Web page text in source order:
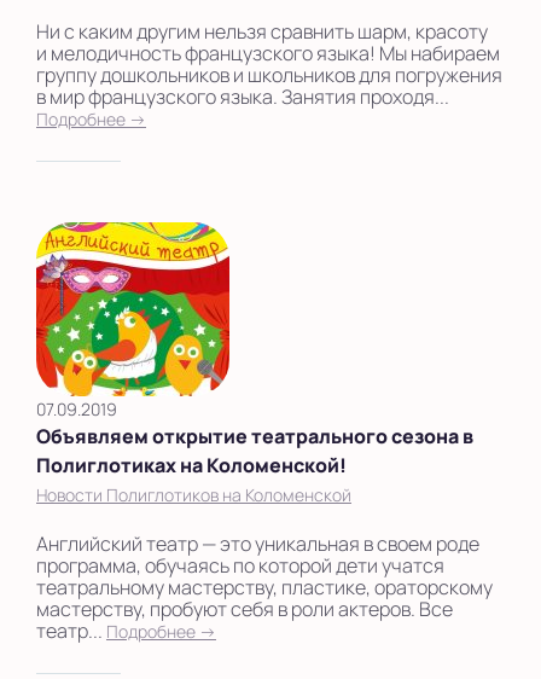
Ни с каким другим нельзя сравнить шарм, красоту
и мелодичность французского языка! Мы набираем
группу дошкольников и школьников для погружения
в мир французского языка. Занятия проходя...
Подробнее →
07.09.2019
Объявляем открытие театрального сезона в
Полиглотиках на Коломенской!
Новости Полиглотиков на Коломенской
Английский театр — это уникальная в своем роде
программа, обучаясь по которой дети учатся
театральному мастерству, пластике, ораторскому
мастерству, пробуют себя в роли актеров. Все
театр... Подробнее →